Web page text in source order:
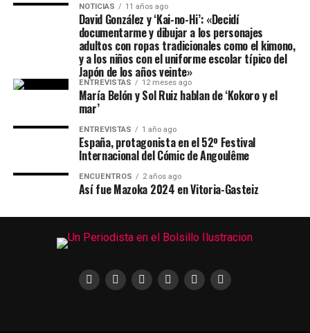
NOTICIAS 11 años ago
David González y ‘Kai-no-Hi’: «Decidí
documentarme y dibujar a los personajes
adultos con ropas tradicionales como el kimono,
y a los niños con el uniforme escolar típico del
Japón de los años veinte»
ENTREVISTAS 12 meses ago
María Belón y Sol Ruiz hablan de ‘Kokoro y el
mar’
ENTREVISTAS 1 año ago
España, protagonista en el 52º Festival
Internacional del Cómic de Angoulême
ENCUENTROS 2 años ago
Así fue Mazoka 2024 en Vitoria-Gasteiz